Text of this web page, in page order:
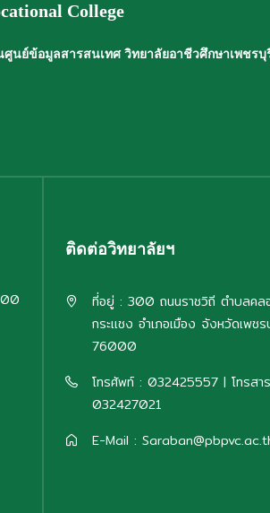
College
ศูนย์ข้อมูลสารสนเทศ วิทยาลัยอาชีวศึกษาเพชรบุ
ติดต่อวิทยาลัยฯ
ที่อยู่ : 300 ถนนราชวิถี ตำบลคล
กระแชง อำเภอเมือง จังหวัดเพช
76000
โทรศัพท์ : 032425557 | โทรสา
032427021
E-Mail :